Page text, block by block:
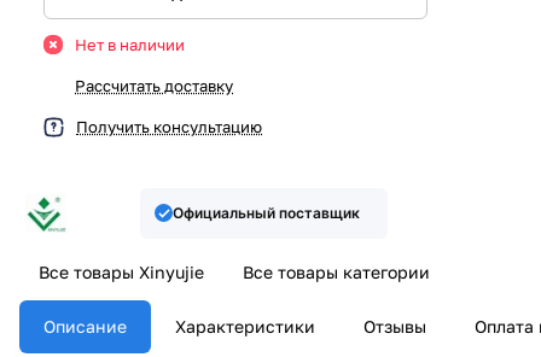
Нет в наличии
Рассчитать доставку
Получить консультацию
Официальный поставщик
Все товары Xinyujie Все товары категории
Описание Характеристики Отзывы Оплата